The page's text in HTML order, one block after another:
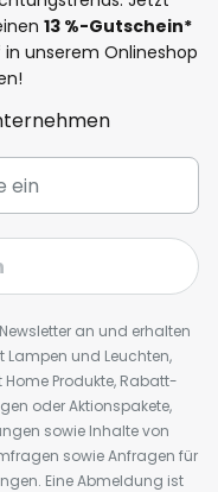
13 %-Gutschein*
in unserem Onlineshop
an und erhalten
Lampen und Leuchten,
Produkte, Rabatt-
oder Aktionspakete,
sowie Inhalte von
sowie Anfragen für
Eine Abmeldung ist